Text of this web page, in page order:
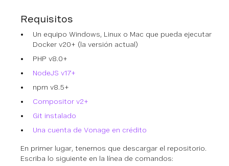
Requisitos
Un equipo Windows, Linux o Mac que pueda ejecutar
Docker v20+ (la versión actual)
PHP v8.0+
NodeJS v17+
npm v8.5+
Compositor v2+
Git instalado
Una cuenta de Vonage en crédito
En primer lugar, tenemos que descargar el repositorio.
Escriba lo siguiente en la línea de comandos: